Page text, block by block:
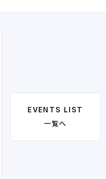
EVENTS LIST
一覧へ